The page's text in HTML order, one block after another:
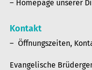
Homepage unserer
Kontakt
Öffnungszeiten,
Evangelische